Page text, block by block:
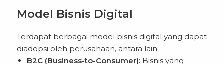
Model Bisnis Digital
Terdapat berbagai model bisnis digital yang dapat
diadopsi oleh perusahaan, antara lain:
B2C (Business-to-Consumer): Bisnis yang